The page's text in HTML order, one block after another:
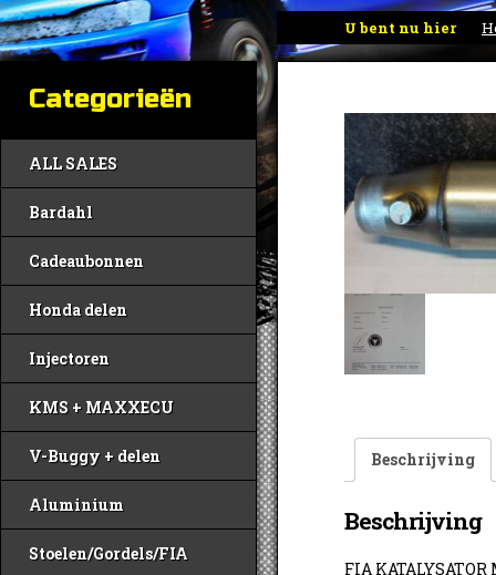
U bent nu hier
Categorieën
ALL SALES
Bardahl
Cadeaubonnen
Honda delen
Injectoren
KMS + MAXXECU
V-Buggy + delen
Aluminium
Stoelen/Gordels/FIA
Beschrijving
Beschrijving
FIA